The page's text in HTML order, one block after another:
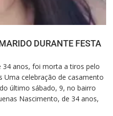
DURANTE FESTA
34 anos, foi morta a tiros pelo
Uma celebração de casamento
último sábado, 9, no bairro
Nascimento, de 34 anos,